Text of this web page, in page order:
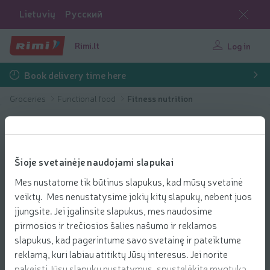
Šioje svetainėje naudojami slapukai
Mes nustatome tik būtinus slapukus, kad mūsų svetainė
veiktų. Mes nenustatysime jokių kitų slapukų, nebent juos
įjungsite. Jei įgalinsite slapukus, mes naudosime
pirmosios ir trečiosios šalies našumo ir reklamos
slapukus, kad pagerintume savo svetainę ir pateiktume
reklamą, kuri labiau atitiktų Jūsų interesus. Jei norite
Lietuvių Русский
Rimi.lt Log in
Book delivery time here
Groceries Functional food Fitness nutrition